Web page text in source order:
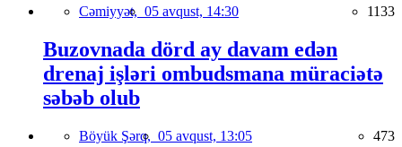
Cəmiyyət, 05 avqust, 14:30 1133
Buzovnada dörd ay davam edən
drenaj işləri ombudsmana müraciətə
səbəb olub
Böyük Şərq, 05 avqust, 13:05 473